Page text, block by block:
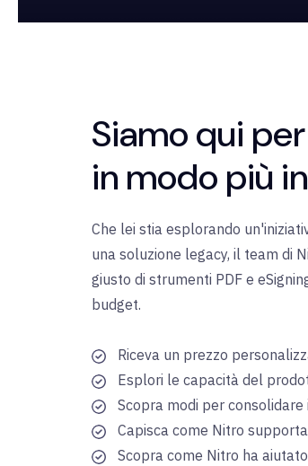
Siamo qui
in modo più
Che lei stia esplorando
una soluzione legacy, il team di
giusto di strumenti PDF e
budget.
Riceva un prezzo
Esplori le capacità del
Scopra modi per
Capisca come Nitro
Scopra come Nitro ha